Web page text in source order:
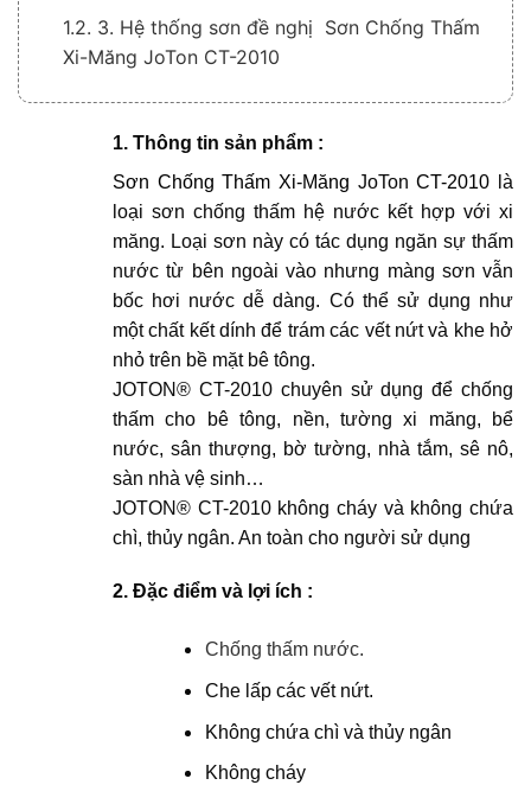
1.2. 3. Hệ thống sơn đề nghị Sơn Chống Thấm
Xi-Măng JoTon CT-2010
1. Thông tin sản phẩm :
Sơn Chống Thấm Xi-Măng JoTonCT-2010 là
loại sơn chống thấm hệ nước kết hợp với xi
măng. Loại sơn này có tác dụng ngăn sự thấm
nước từ bên ngoài vào nhưng màng sơn vẫn
bốc hơi nước dễ dàng. Có thể sử dụng như
một chất kết dính để trám các vết nứt và khe hở
nhỏ trên bề mặt bê tông.
JOTON® CT-2010 chuyên sử dụng để chống
thấm cho bê tông, nền, tường xi măng, bể
nước, sân thượng, bờ tường, nhà tắm, sê nô,
sàn nhà vệ sinh…
JOTON® CT-2010 không cháy và không chứa
chì, thủy ngân. An toàn cho người sử dụng
2. Đặc điểm và lợi ích :
Chống thấm nước.
Che lấp các vết nứt.
Không chứa chì và thủy ngân
Không cháy